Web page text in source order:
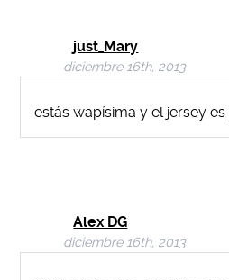
just_Mary
diciembre 16th, 2013
estás wapísima y el jersey
Alex DG
diciembre 16th, 2013